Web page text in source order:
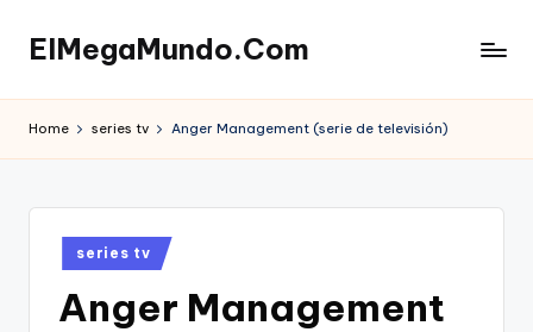
content
ElMegaMundo.Com
EN
Home series tv Anger Management (serie de televisión)
Posted
in
series tv
Anger Management